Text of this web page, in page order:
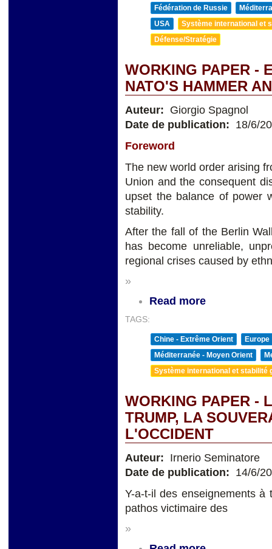
Fédération de Russie
USA
Système international et
Défense/Stratégie
WORKING PAPER -
NATO'S HAMMER
Auteur: Giorgio Spagnol
Date de publication: 18/6/
Foreword
The new world order arising
Union and the consequent
upset the balance of power
stability.
After the fall of the Berlin
has become unreliable,
regional crises caused by
»
Read more
TAGS:
Chine - Extrême Orient
Europe
Méditerranée - Moyen Orient
Système international et stabilité
WORKING PAPER -
TRUMP, LA
L'OCCIDENT
Auteur: Irnerio Seminatore
Date de publication: 14/6/
Y-a-t-il des enseignements
pathos victimaire des
»